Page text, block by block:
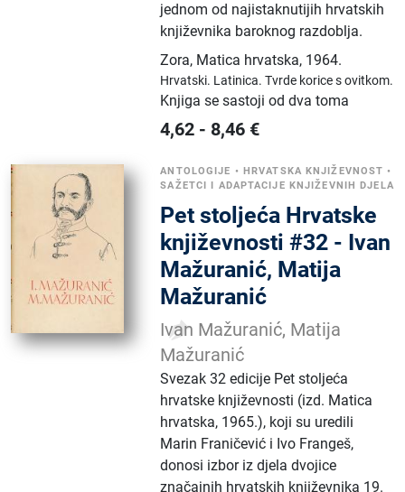
jednom od najistaknutijih hrvatskih
književnika baroknog razdoblja.
Zora, Matica hrvatska, 1964.
Hrvatski. Latinica.Tvrde korice s ovitkom.
Knjiga se sastoji od dva toma
4,62 - 8,46 €
ANTOLOGIJE • HRVATSKA KNJIŽEVNOST •
SAŽETCI I ADAPTACIJE KNJIŽEVNIH DJELA
Pet stoljeća Hrvatske
književnosti #32 - Ivan
Mažuranić, Matija
Mažuranić
Ivan Mažuranić, Matija
Mažuranić
Svezak 32 edicije Pet stoljeća
hrvatske književnosti (izd. Matica
hrvatska, 1965.), koji su uredili
Marin Franičević i Ivo Frangeš,
donosi izbor iz djela dvojice
značajnih hrvatskih književnika 19.